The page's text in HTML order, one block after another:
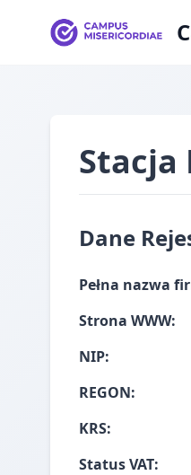
Stacja
Dane
Pełna nazwa
Strona WWW:
NIP:
REGON:
KRS:
Status VAT: